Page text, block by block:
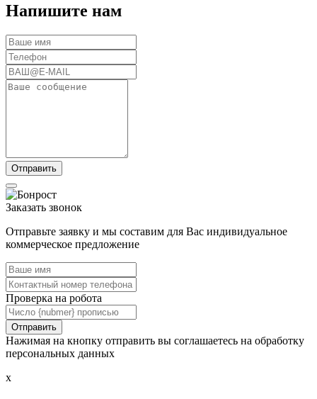
Напишите нам
Заказать звонок
Отправьте заявку и мы составим для Вас индивидуальное
коммерческое предложение
Проверка на робота
Нажимая на кнопку отправить вы соглашаетесь на обработку
персональных данных
x